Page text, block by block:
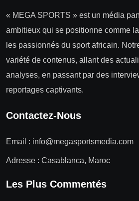
« MEGA SPORTS » est un média
ambitieux qui se positionne comme
les passionnés du sport africain.
variété de contenus, allant des
analyses, en passant par des
reportages captivants.
Contactez-Nous
Email : info@megasportsmedia.com
Adresse : Casablanca, Maroc
Les Plus Commentés